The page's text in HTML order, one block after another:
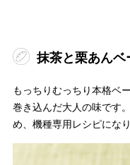
抹茶と栗あんベ
もっちりむっちり本格ベ
巻き込んだ大人の味です
め、機種専用レシピになり